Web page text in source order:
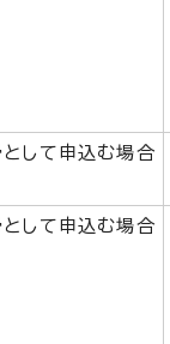
して申込む場合
して申込む場合